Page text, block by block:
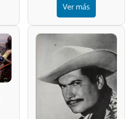
Ver más